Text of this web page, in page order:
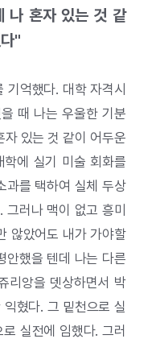
나 혼자 있는 것 같
"
기억했다. 대학 자격시
때 나는 우울한 기분
있는 것 같이 어두운
에 실기 미술 회화를
과를 택하여 실체 두상
그러나 맥이 없고 흥미
않았어도 내가 가야할
안했을 텐데 나는 다른
리앙을 뎃상하면서 박
혔다. 그 밑천으로 실
실전에 임했다. 그러